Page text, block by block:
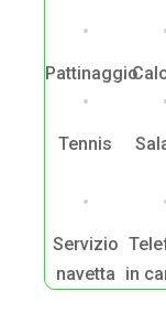
Pattinaggio
Tennis
Servizio
navetta in